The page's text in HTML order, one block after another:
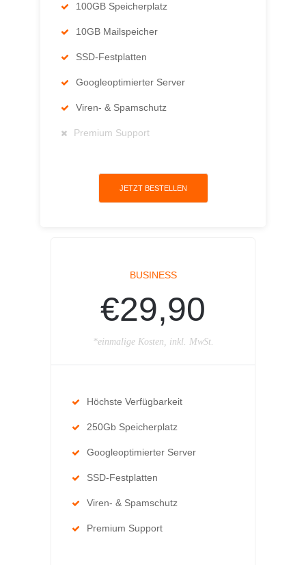
100GB Speicherplatz
10GB Mailspeicher
SSD-Festplatten
Googleoptimierter Server
Viren- & Spamschutz
Premium Support
JETZT BESTELLEN
BUSINESS
€29,90
*einmalige Kosten, inkl. MwSt.
Höchste Verfügbarkeit
250Gb Speicherplatz
Googleoptimierter Server
SSD-Festplatten
Viren- & Spamschutz
Premium Support